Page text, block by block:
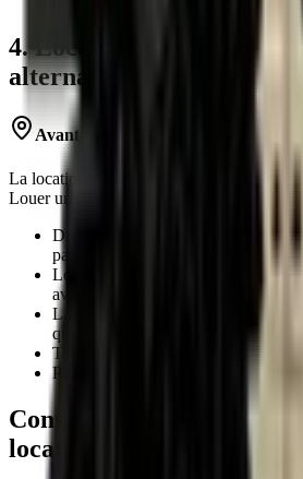
4. Location entre
alternative en plein essor
Avantages de la location entre
La location d'un véhicule utilitaire hors
Louer un véhicule utilitaire entre
De Paris à Lyon, la réservation
partout en France et immédiatement
Le
au prix est
avantageux
La
est
qu'avec une agence
Tarifs souvent plus compétitifs pour
Plus de flexibilité sur les horaires
Conseils pratiques pour
location